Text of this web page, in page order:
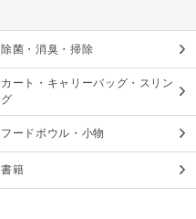
除菌・消臭・掃除
カート・キャリーバッグ・スリン
グ
フードボウル・小物
書籍